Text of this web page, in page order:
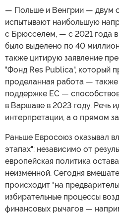
— Польше и Венгрии — двум
испытывают наибольшую
с Брюсселем, — с 2021 года
было выделено по 40
также цитирую заявление
"Фонд Res Publica", который
проделанная работа —
поддержке ЕС —
в Варшаве в 2023 году. Речь
интерпретации, а о прямом
Раньше Евросоюз оказывал
этапах": независимо от
европейская политика
неизменной. Сегодня
происходит "на
избирательные процессы
финансовых рычагов —